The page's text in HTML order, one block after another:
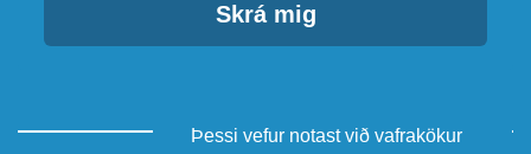
Þessi vefur notast við vafrakökur
Skrá mig